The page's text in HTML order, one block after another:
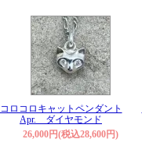
コロコロキャットペンダント
Apr. ダイヤモンド
26,000円(税込28,600円)